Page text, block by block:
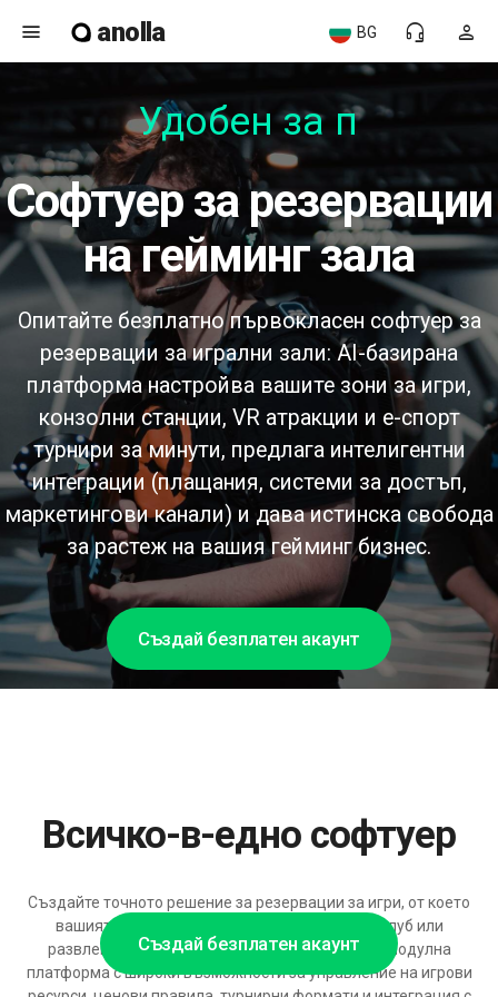
menu anolla person
headset_mic
BG
Удобен за пот
софтуер за резервации
на гейминг зала
Опитайте безплатно първокласен софтуер за
резервации за игрални зали: AI-базирана
платформа настройва вашите зони за игри,
конзолни станции, VR атракции и е-спорт
турнири за минути, предлага интелигентни
интеграции (плащания, системи за достъп,
маркетингови канали) и дава истинска свобода
за растеж на вашия гейминг бизнес.
Създай безплатен акаунт
Създай безплатен акаунт
Всичко-в-едно софтуер
Създайте точното решение за резервации за игри, от което
вашият игрови салон, VR център, е-спортен клуб или
развлекателен център наистина се нуждае – модулна
платформа с широки възможности за управление на игрови